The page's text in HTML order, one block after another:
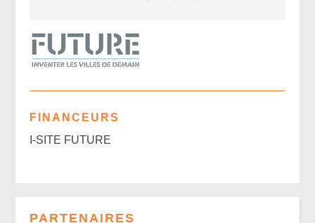
FINANCEURS
I-SITE FUTURE
PARTENAIRES